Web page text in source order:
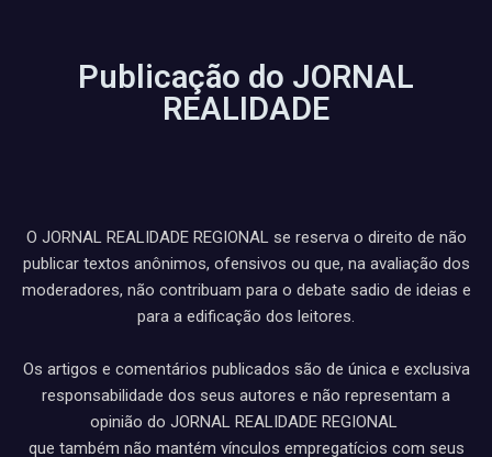
Publicação do JORNAL
REALIDADE
O JORNAL REALIDADE REGIONAL se reserva o direito de não
publicar textos anônimos, ofensivos ou que, na avaliação dos
moderadores, não contribuam para o debate sadio de ideias e
para a edificação dos leitores.
Os artigos e comentários publicados são de única e exclusiva
responsabilidade dos seus autores e não representam a
opinião do JORNAL REALIDADE REGIONAL
que também não mantém vínculos empregatícios com seus